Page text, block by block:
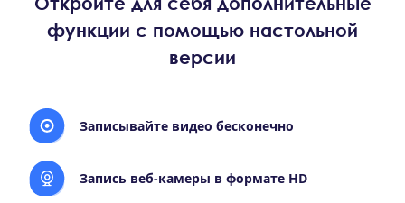
функции с помощью настольной
версии
Записывайте видео бесконечно
Запись веб-камеры в формате HD